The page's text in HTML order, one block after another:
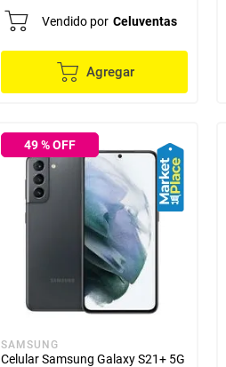
Vendido por Celuventas
Agregar
49% OFF
SAMSUNG
Celular Samsung Galaxy S21+ 5G